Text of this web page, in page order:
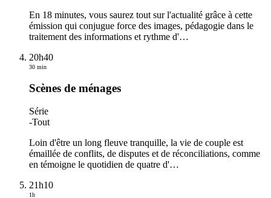
En 18 minutes, vous saurez tout sur l'actualité grâce à cette
émission qui conjugue force des images, pédagogie dans le
traitement des informations et rythme d'…
20h40
30 min
Scènes de ménages
Série
-Tout
Loin d'être un long fleuve tranquille, la vie de couple est
émaillée de conflits, de disputes et de réconciliations, comme
en témoigne le quotidien de quatre d'…
21h10
1h